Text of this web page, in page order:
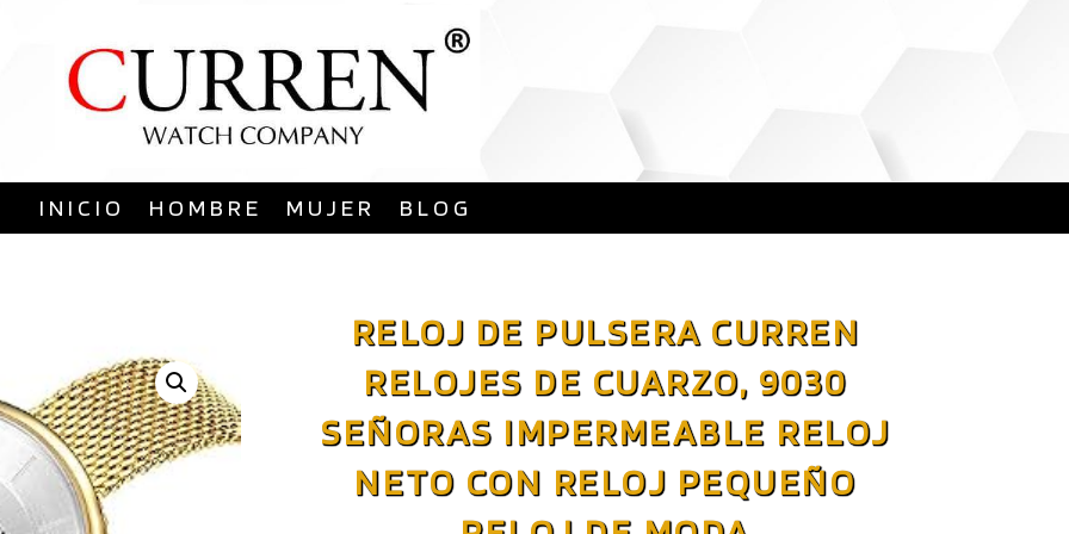
al
contenido
INICIO HOMBRE MUJER BLOG
RELOJ DE PULSERA CURREN
RELOJES DE CUARZO, 9030
SEÑORAS IMPERMEABLE RELOJ
NETO CON RELOJ PEQUEÑO